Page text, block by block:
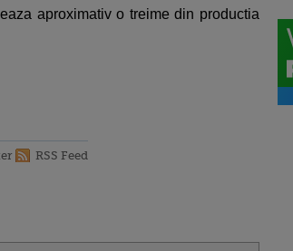
aproximativ o treime din productia
RSS Feed